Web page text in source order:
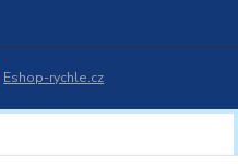
Eshop-rychle.cz